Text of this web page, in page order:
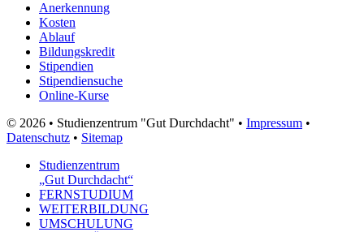
Anerkennung
Kosten
Ablauf
Bildungskredit
Stipendien
Stipendiensuche
Online-Kurse
© 2026 • Studienzentrum "Gut Durchdacht" • Impressum •
Datenschutz • Sitemap
Studienzentrum
„Gut Durchdacht“
FERNSTUDIUM
WEITERBILDUNG
UMSCHULUNG